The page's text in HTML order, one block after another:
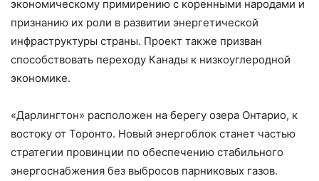
экономическому примирению с коренными народами и
признанию их роли в развитии энергетической
инфраструктуры страны. Проект также призван
способствовать переходу Канады к низкоуглеродной
экономике.
«Дарлингтон» расположен на берегу озера Онтарио, к
востоку от Торонто. Новый энергоблок станет частью
стратегии провинции по обеспечению стабильного
энергоснабжения без выбросов парниковых газов.